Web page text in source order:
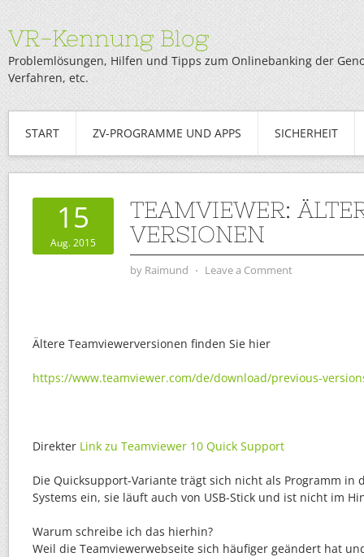
VR-Kennung Blog
Problemlösungen, Hilfen und Tipps zum Onlinebanking der
Verfahren, etc.
START ZV-PROGRAMME UND APPS SICHERHEIT
15
Aug. 2015
TEAMVIEWER:
VERSIONEN
by Raimund ⋅ Leave a Comment
Ältere Teamviewerversionen finden Sie hier
https://www.teamviewer.com/de/download/previous-
Direkter Link zu Teamviewer 10 Quick Support
Die Quicksupport-Variante trägt sich nicht als Programm in
Systems ein, sie läuft auch von USB-Stick und ist nicht im
Warum schreibe ich das hierhin?
Weil die Teamviewerwebseite sich häufiger geändert hat